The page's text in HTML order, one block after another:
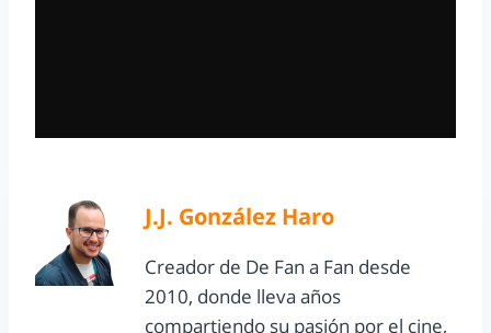
J.J. González Haro
Creador de De Fan a Fan desde
2010, donde lleva años
compartiendo su pasión por el cine,